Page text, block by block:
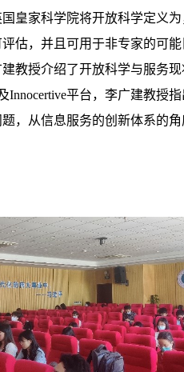
皇家科学院将开放科学定义
估，并且可用于非专家的可
教授介绍了开放科学与服务
平台，李广建教授
，从信息服务的创新体系的